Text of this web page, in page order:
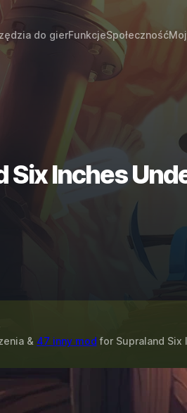
do gierFunkcjeSpołeczność
Six Inches
& 47 inny mod for Supraland Six